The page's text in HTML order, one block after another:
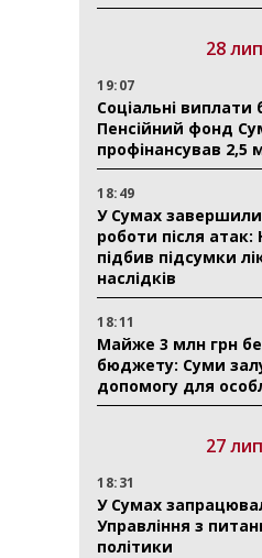
28
19:07
Соціальні виплати
Пенсійний фонд
профінансував 2,5
18:49
У Сумах
роботи після атак:
підбив підсумки
наслідків
18:11
Майже 3 млн грн
бюджету: Суми
допомогу для
27
18:31
У Сумах
Управління з
політики